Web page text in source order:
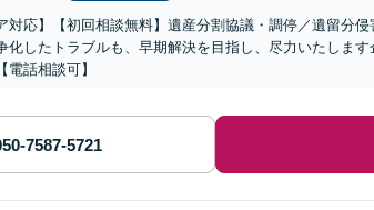
対応】【初回相談無料】遺産分割協議・調停／遺留分
化したトラブルも、早期解決を目指し、尽力いたしま
電話相談可】